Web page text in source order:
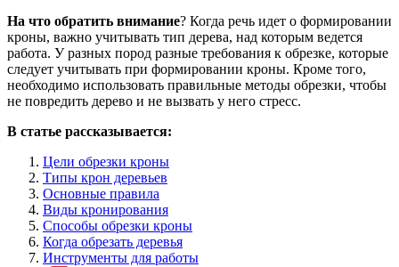
На что обратить внимание? Когда речь идет о формировании
кроны, важно учитывать тип дерева, над которым ведется
работа. У разных пород разные требования к обрезке, которые
следует учитывать при формировании кроны. Кроме того,
необходимо использовать правильные методы обрезки, чтобы
не повредить дерево и не вызвать у него стресс.
В статье рассказывается:
Цели обрезки кроны
Типы крон деревьев
Основные правила
Виды кронирования
Способы обрезки кроны
Когда обрезать деревья
Инструменты для работы